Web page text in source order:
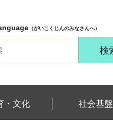
（がいこくじんのみなさんへ）
・文化 社会基盤